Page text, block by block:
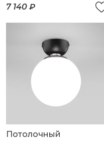
7 140 ₽
Потолочный